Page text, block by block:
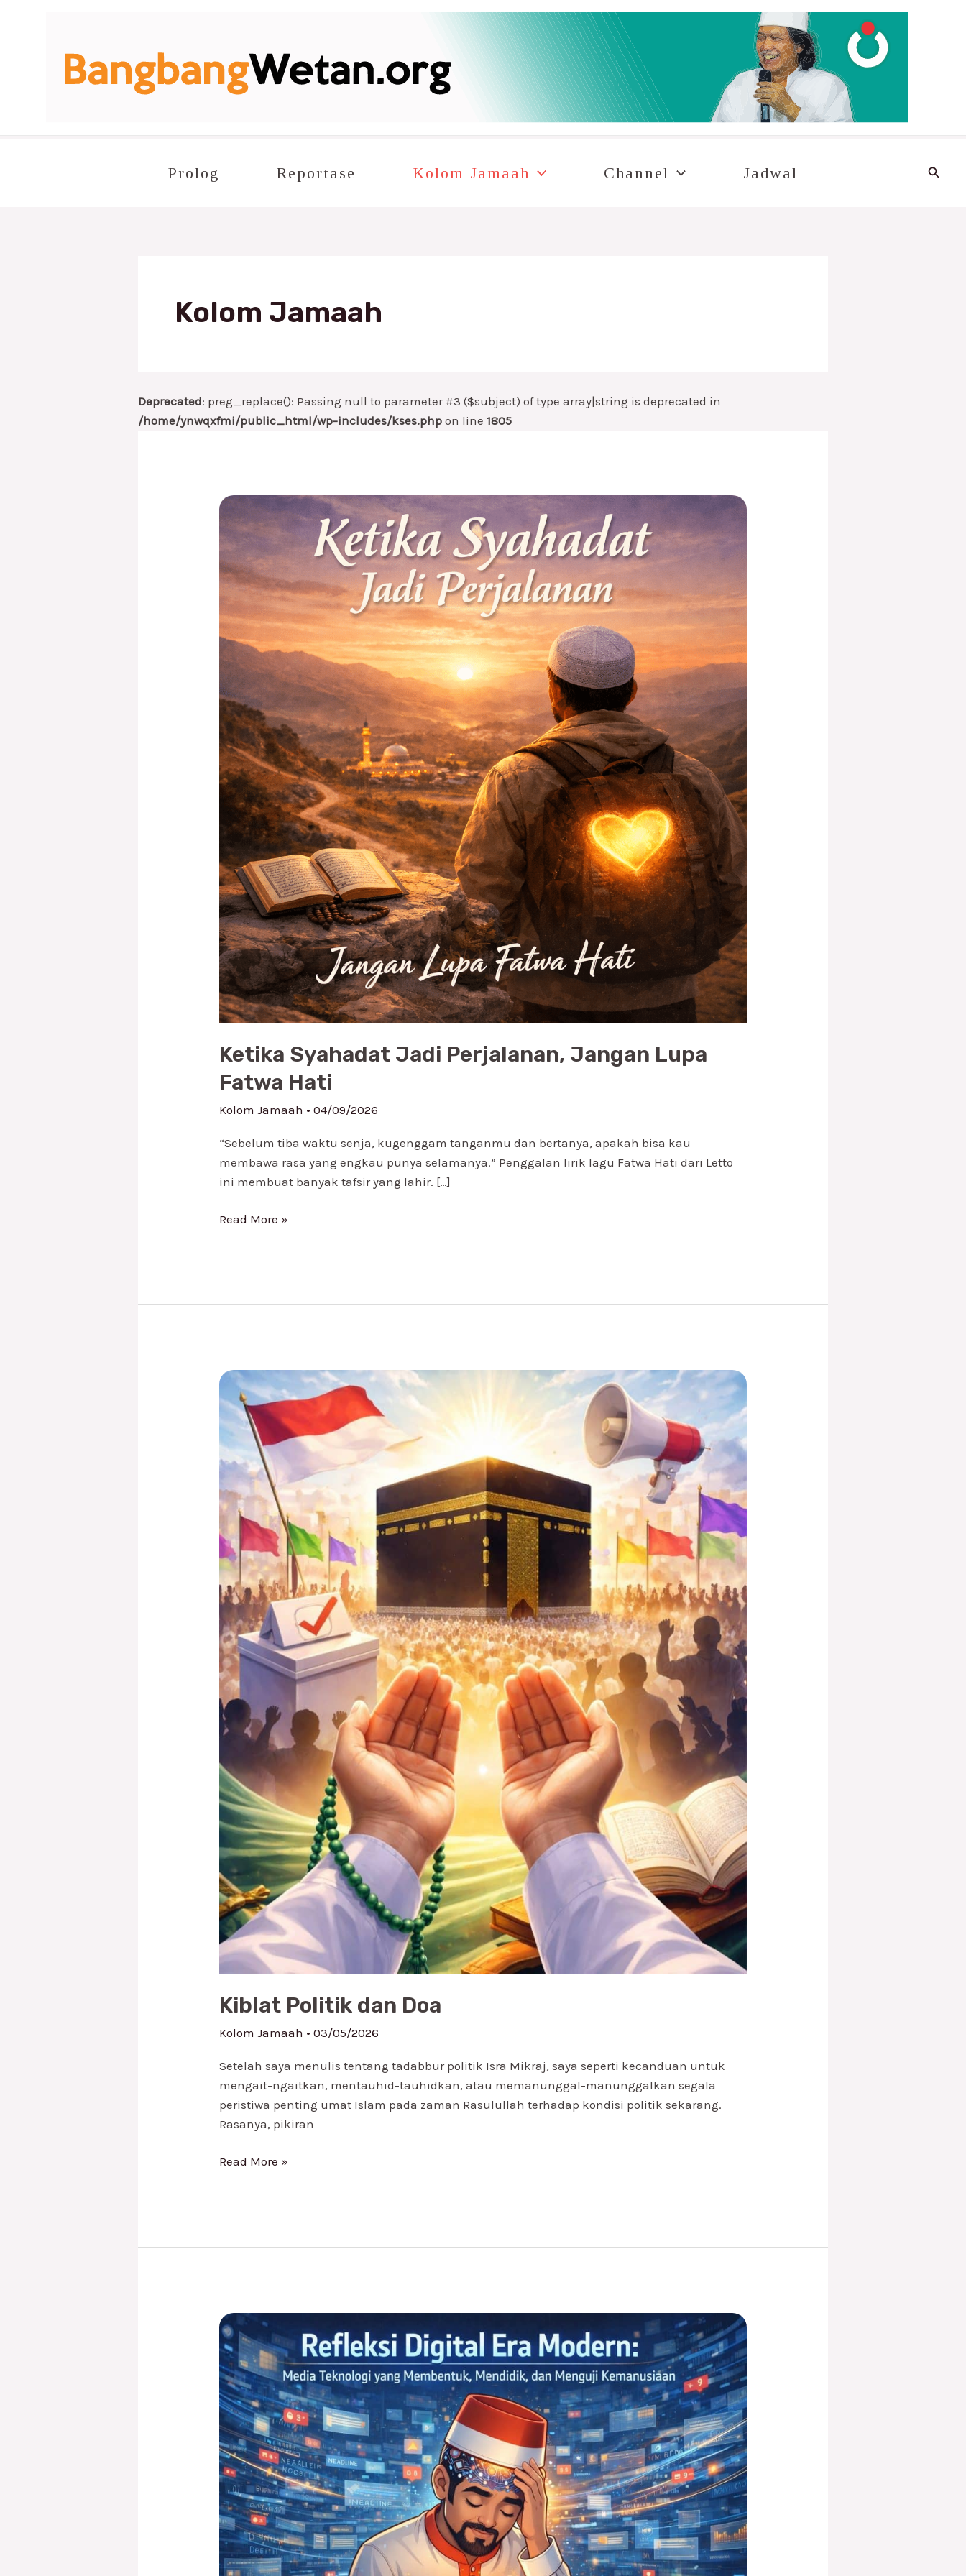
Prolog Reportase Kolom Jamaah Channel Jadwal Cari
Kolom Jamaah
Deprecated: preg_replace(): Passing null to parameter #3 ($subject) of type array|string is deprecated in
/home/ynwqxfmi/public_html/wp-includes/kses.php on line 1805
Ketika Syahadat Jadi Perjalanan, Jangan Lupa
Fatwa Hati
Kolom Jamaah •04/09/2026
“Sebelum tiba waktu senja, kugenggam tanganmu dan bertanya, apakah bisa kau
membawa rasa yang engkau punya selamanya.” Penggalan lirik lagu Fatwa Hati dari Letto
ini membuat banyak tafsir yang lahir. […]
Ketika
Syahadat
Jadi
Perjalanan,
Jangan
Lupa
Fatwa
Hati
Read More »
Kiblat Politik dan Doa
Kolom Jamaah •03/05/2026
Setelah saya menulis tentang tadabbur politik Isra Mikraj, saya seperti kecanduan untuk
mengait-ngaitkan, mentauhid-tauhidkan, atau memanunggal-manunggalkan segala
peristiwa penting umat Islam pada zaman Rasulullah terhadap kondisi politik sekarang.
Rasanya, pikiran
Kiblat
Politik
dan
Doa
Read More »
Refleksi
Digital
Era
Modern